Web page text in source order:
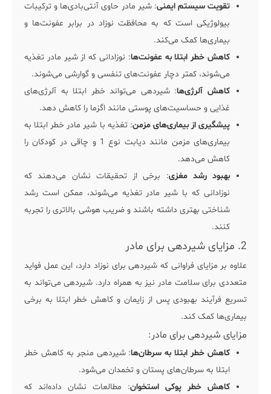
تقویت سیستم ایمنی: شیر مادر حاوی آنتی‌بادی‌ها و ترکیبات
بیولوژیکی است که به محافظت نوزاد در برابر عفونت‌ها و
بیماری‌ها کمک می‌کند.
کاهش خطر ابتلا به عفونت‌ها: نوزادانی که از شیر مادر تغذیه
می‌شوند، کمتر دچار عفونت‌های تنفسی و گوارشی می‌شوند.
کاهش آلرژی‌ها: شیردهی می‌تواند خطر ابتلا به آلرژی‌های
غذایی و حساسیت‌های پوستی مانند اگزما را کاهش دهد.
پیشگیری از بیماری‌های مزمن: تغذیه با شیر مادر خطر ابتلا به
بیماری‌های مزمن مانند دیابت نوع 1 و چاقی در کودکان را
کاهش می‌دهد.
بهبود رشد مغزی: برخی از تحقیقات نشان می‌دهند که
نوزادانی که با شیر مادر تغذیه می‌شوند، ممکن است رشد
شناختی بهتری داشته باشند و ضریب هوشی بالاتری را تجربه
کنند.
2. مزایای شیردهی برای مادر
علاوه بر مزایای فراوانی که شیردهی برای نوزاد دارد، این عمل فواید
متعددی برای سلامت مادر نیز به همراه دارد. شیردهی می‌تواند به
تسریع فرآیند بهبودی پس از زایمان و کاهش خطر ابتلا به برخی
بیماری‌ها کمک کند.
مزایای شیردهی برای مادر:
کاهش خطر ابتلا به سرطان‌ها: شیردهی منجر به کاهش خطر
ابتلا به سرطان‌های پستان و تخمدان می‌شود.
کاهش خطر پوکی استخوان: مطالعات نشان داده‌اند که